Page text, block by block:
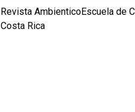
Revista AmbienticoEscuela de
Costa Rica